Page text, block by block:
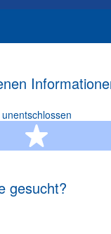
unentschlossen
3
gesucht?